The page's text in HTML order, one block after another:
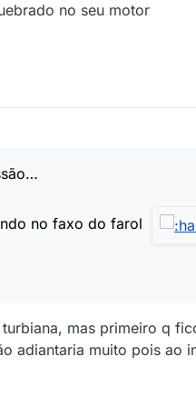
no seu motor
no faxo do farol
mas primeiro q
adiantaria muito pois ao